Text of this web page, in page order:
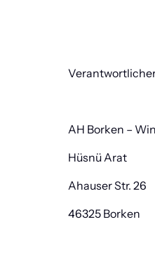
Verantwortlicher
AH Borken –
Hüsnü Arat
Ahauser Str. 26
46325 Borken